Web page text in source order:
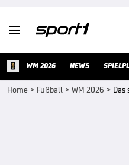

WM 2026 NEWS
Home > Fußball > WM 2026 >